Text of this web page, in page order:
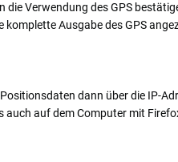
die Verwendung des GPS
Ausgabe des GPS
dann über die IP-
auf dem Computer mit